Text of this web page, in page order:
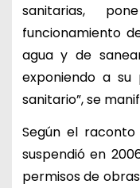
sanitarias,
funcionamiento
agua y de
exponiendo a
sanitario”, se
Según el
suspendió en
permisos de